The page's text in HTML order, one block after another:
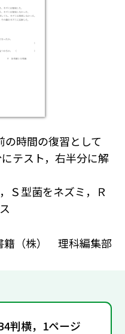
時間の復習として
テスト，右半分に解
Ｓ型菌をネズミ，Ｒ
籍（株） 理科編集部
判横，1ページ